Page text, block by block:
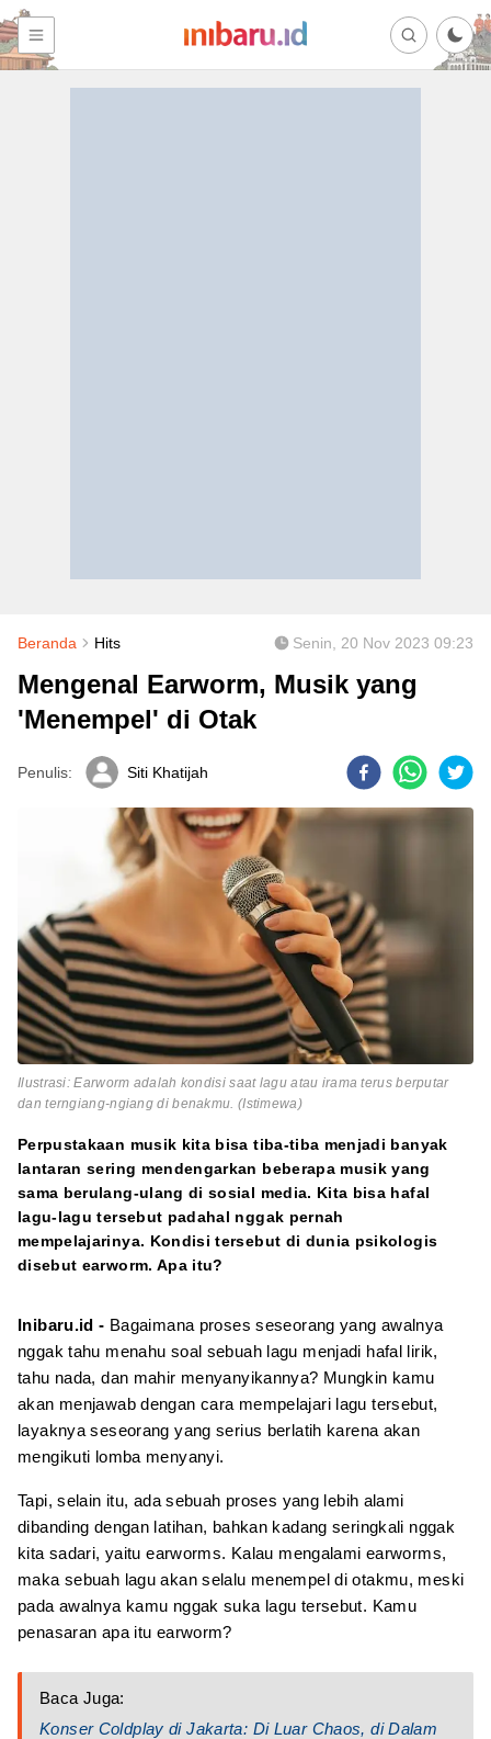
Beranda Hits Senin, 20 Nov 2023 09:23
Mengenal Earworm, Musik yang
'Menempel' di Otak
Penulis: Siti Khatijah
Ilustrasi: Earworm adalah kondisi saat lagu atau irama terus berputar
dan terngiang-ngiang di benakmu. (Istimewa)
Perpustakaan musik kita bisa tiba-tiba menjadi banyak
lantaran sering mendengarkan beberapa musik yang
sama berulang-ulang di sosial media. Kita bisa hafal
lagu-lagu tersebut padahal nggak pernah
mempelajarinya. Kondisi tersebut di dunia psikologis
disebut earworm. Apa itu?
Inibaru.id - Bagaimana proses seseorang yang awalnya
nggak tahu menahu soal sebuah lagu menjadi hafal lirik,
tahu nada, dan mahir menyanyikannya? Mungkin kamu
akan menjawab dengan cara mempelajari lagu tersebut,
layaknya seseorang yang serius berlatih karena akan
mengikuti lomba menyanyi.
Tapi, selain itu, ada sebuah proses yang lebih alami
dibanding dengan latihan, bahkan kadang seringkali nggak
kita sadari, yaitu earworms. Kalau mengalami earworms,
maka sebuah lagu akan selalu menempel di otakmu, meski
pada awalnya kamu nggak suka lagu tersebut. Kamu
penasaran apa itu earworm?
Baca Juga:
Konser Coldplay di Jakarta: Di Luar Chaos, di Dalam